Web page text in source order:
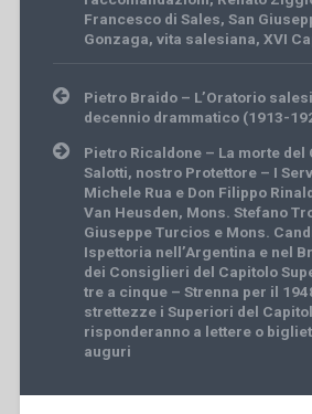
Francesco di Sales, San
Gonzaga, vita salesiana, XVI
Post
navigation
Pietro Braido – L’Oratorio
decennio drammatico (1913-
Pietro Ricaldone – La morte
Salotti, nostro Protettore – I
Michele Rua e Don Filippo
Van Heusden, Mons. Stefano
Giuseppe Turcios e Mons.
Ispettoria nell’Argentina e nel
dei Consiglieri del Capitolo
tre a cinque – Strenna per il
strettezze i Superiori del
risponderanno a lettere o
auguri